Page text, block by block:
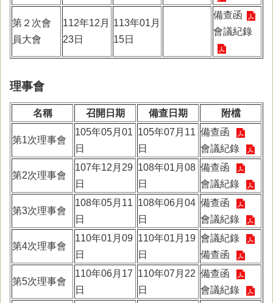
第２次會
員大會
112年12月
23日
113年01月
15日
備查函
會議紀錄
理事會
名稱 召開日期 備查日期 附檔
第1次理事會
105年05月01
日
105年07月11
日
備查函
會議紀錄
第2次理事會
107年12月29
日
108年01月08
日
備查函
會議紀錄
第3次理事會
108年05月11
日
108年06月04
日
備查函
會議紀錄
第4次理事會
110年01月09
日
110年01月19
日
會議紀錄
備查函
第5次理事會
110年06月17
日
110年07月22
日
備查函
會議紀錄